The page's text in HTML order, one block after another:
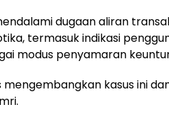
dugaan aliran
termasuk indikasi
modus penyamaran
mengembangkan kasus ini